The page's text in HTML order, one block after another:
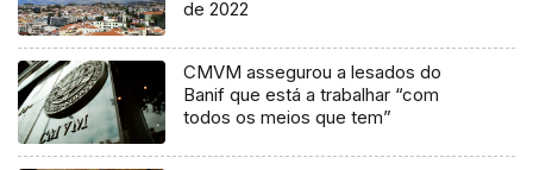
de 2022
CMVM assegurou a lesados do
Banif que está a trabalhar “com
todos os meios que tem”